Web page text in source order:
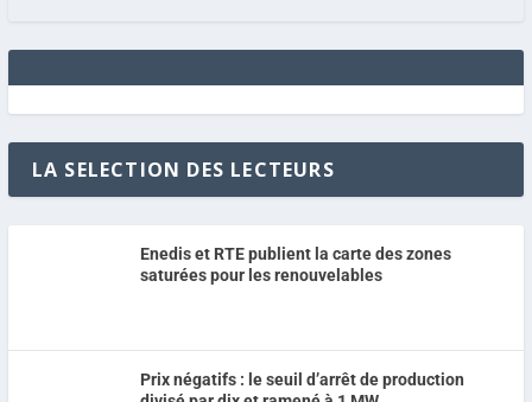
LA SELECTION DES LECTEURS
Enedis et RTE publient la carte des zones
saturées pour les renouvelables
Prix négatifs : le seuil d’arrêt de production